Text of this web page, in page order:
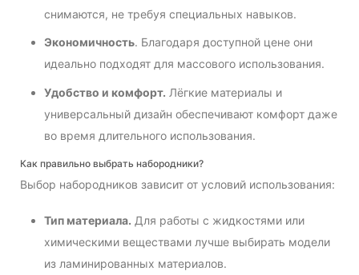
снимаются, не требуя специальных навыков.
Экономичность. Благодаря доступной цене они
идеально подходят для массового использования.
Удобство и комфорт. Лёгкие материалы и
универсальный дизайн обеспечивают комфорт даже
во время длительного использования.
Как правильно выбрать набородники?
Выбор набородников зависит от условий использования:
Тип материала. Для работы с жидкостями или
химическими веществами лучше выбирать модели
из ламинированных материалов.